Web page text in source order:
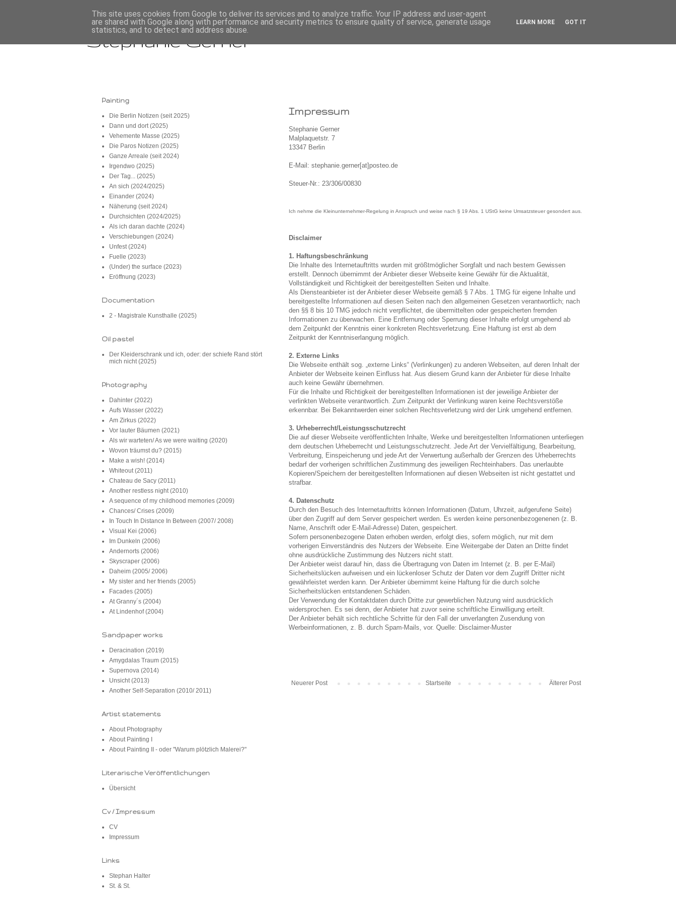
Stephanie Gerner
Impressum
Stephanie Gerner
Malplaquetstr. 7
13347 Berlin
E-Mail: stephanie.gerner[at]posteo.de
Steuer-Nr.: 23/306/00830
Ich nehme die Kleinunternehmer-Regelung in Anspruch und weise nach § 19 Abs. 1 UStG keine Umsatzsteuer gesondert aus.
Disclaimer
1. Haftungsbeschränkung
Die Inhalte des Internetauftritts wurden mit größtmöglicher Sorgfalt und nach bestem Gewissen
erstellt. Dennoch übernimmt der Anbieter dieser Webseite keine Gewähr für die Aktualität,
Vollständigkeit und Richtigkeit der bereitgestellten Seiten und Inhalte.
Als Diensteanbieter ist der Anbieter dieser Webseite gemäß § 7 Abs. 1 TMG für eigene Inhalte und
bereitgestellte Informationen auf diesen Seiten nach den allgemeinen Gesetzen verantwortlich; nach
den §§ 8 bis 10 TMG jedoch nicht verpflichtet, die übermittelten oder gespeicherten fremden
Informationen zu überwachen. Eine Entfernung oder Sperrung dieser Inhalte erfolgt umgehend ab
dem Zeitpunkt der Kenntnis einer konkreten Rechtsverletzung. Eine Haftung ist erst ab dem
Zeitpunkt der Kenntniserlangung möglich.
2. Externe Links
Die Webseite enthält sog. „externe Links“ (Verlinkungen) zu anderen Webseiten, auf deren Inhalt der
Anbieter der Webseite keinen Einfluss hat. Aus diesem Grund kann der Anbieter für diese Inhalte
auch keine Gewähr übernehmen.
Für die Inhalte und Richtigkeit der bereitgestellten Informationen ist der jeweilige Anbieter der
verlinkten Webseite verantwortlich. Zum Zeitpunkt der Verlinkung waren keine Rechtsverstöße
erkennbar. Bei Bekanntwerden einer solchen Rechtsverletzung wird der Link umgehend entfernen.
3. Urheberrecht/Leistungsschutzrecht
Die auf dieser Webseite veröffentlichten Inhalte, Werke und bereitgestellten Informationen unterliegen
dem deutschen Urheberrecht und Leistungsschutzrecht. Jede Art der Vervielfältigung, Bearbeitung,
Verbreitung, Einspeicherung und jede Art der Verwertung außerhalb der Grenzen des Urheberrechts
bedarf der vorherigen schriftlichen Zustimmung des jeweiligen Rechteinhabers. Das unerlaubte
Kopieren/Speichern der bereitgestellten Informationen auf diesen Webseiten ist nicht gestattet und
strafbar.
4. Datenschutz
Durch den Besuch des Internetauftritts können Informationen (Datum, Uhrzeit, aufgerufene Seite)
über den Zugriff auf dem Server gespeichert werden. Es werden keine personenbezogenenen (z. B.
Name, Anschrift oder E-Mail-Adresse) Daten, gespeichert.
Sofern personenbezogene Daten erhoben werden, erfolgt dies, sofern möglich, nur mit dem
vorherigen Einverständnis des Nutzers der Webseite. Eine Weitergabe der Daten an Dritte findet
ohne ausdrückliche Zustimmung des Nutzers nicht statt.
Der Anbieter weist darauf hin, dass die Übertragung von Daten im Internet (z. B. per E-Mail)
Sicherheitslücken aufweisen und ein lückenloser Schutz der Daten vor dem Zugriff Dritter nicht
gewährleistet werden kann. Der Anbieter übernimmt keine Haftung für die durch solche
Sicherheitslücken entstandenen Schäden.
Der Verwendung der Kontaktdaten durch Dritte zur gewerblichen Nutzung wird ausdrücklich
widersprochen. Es sei denn, der Anbieter hat zuvor seine schriftliche Einwilligung erteilt.
Der Anbieter behält sich rechtliche Schritte für den Fall der unverlangten Zusendung von
Werbeinformationen, z. B. durch Spam-Mails, vor. Quelle: Disclaimer-Muster
Neuerer Post Älterer Post
Startseite
Painting
Die Berlin Notizen (seit 2025)
Dann und dort (2025)
Vehemente Masse (2025)
Die Paros Notizen (2025)
Ganze Arreale (seit 2024)
Irgendwo (2025)
Der Tag... (2025)
An sich (2024/2025)
Einander (2024)
Näherung (seit 2024)
Durchsichten (2024/2025)
Als ich daran dachte (2024)
Verschiebungen (2024)
Unfest (2024)
Fuelle (2023)
(Under) the surface (2023)
Eröffnung (2023)
Documentation
2 - Magistrale Kunsthalle (2025)
Oil pastel
Der Kleiderschrank und ich, oder: der schiefe Rand stört
mich nicht (2025)
Photography
Dahinter (2022)
Aufs Wasser (2022)
Am Zirkus (2022)
Vor lauter Bäumen (2021)
Als wir warteten/ As we were waiting (2020)
Wovon träumst du? (2015)
Make a wish! (2014)
Whiteout (2011)
Chateau de Sacy (2011)
Another restless night (2010)
A sequence of my childhood memories (2009)
Chances/ Crises (2009)
In Touch In Distance In Between (2007/ 2008)
Visual Kei (2006)
Im Dunkeln (2006)
Andernorts (2006)
Skyscraper (2006)
Daheim (2005/ 2006)
My sister and her friends (2005)
Facades (2005)
At Granny´s (2004)
At Lindenhof (2004)
Sandpaper works
Deracination (2019)
Amygdalas Traum (2015)
Supernova (2014)
Unsicht (2013)
Another Self-Separation (2010/ 2011)
Artist statements
About Photography
About Painting I
About Painting II - oder "Warum plötzlich Malerei?"
Literarische Veröffentlichungen
Übersicht
Cv / Impressum
CV
Impressum
Links
Stephan Halter
St. & St.
This site uses cookies from Google to deliver its services and to analyze traffic. Your IP address and user-agent
are shared with Google along with performance and security metrics to ensure quality of service, generate usage
statistics, and to detect and address abuse.
LEARN MORE GOT IT